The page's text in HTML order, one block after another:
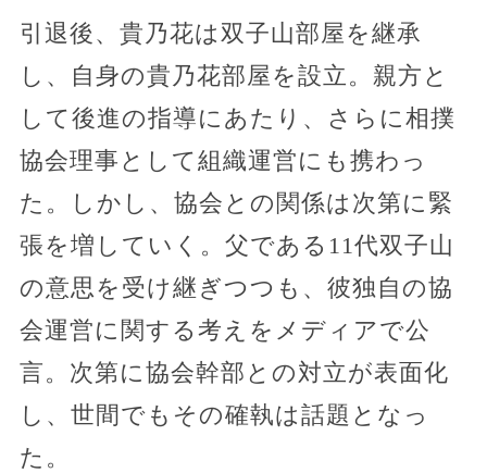
引退後、貴乃花は双子山部屋を継承
し、自身の貴乃花部屋を設立。親方と
して後進の指導にあたり、さらに相撲
協会理事として組織運営にも携わっ
た。しかし、協会との関係は次第に緊
張を増していく。父である11代双子山
の意思を受け継ぎつつも、彼独自の協
会運営に関する考えをメディアで公
言。次第に協会幹部との対立が表面化
し、世間でもその確執は話題となっ
た。